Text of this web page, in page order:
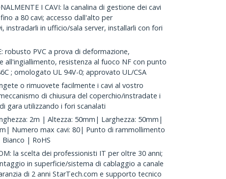
I CAVI: la canalina di gestione dei cavi
a 80 cavi; accesso dall'alto per
instradarli in ufficio/sala server, installarli con fori
robusto PVC a prova di deformazione,
all'ingiallimento, resistenza al fuoco NF con punto
; omologato UL 94V-0; approvato UL/CSA
o rimuovete facilmente i cavi al vostro
di chiusura del coperchio/instradate i
gara utilizzando i fori scanalati
2m | Altezza: 50mm| Larghezza: 50mm|
Numero max cavi: 80| Punto di rammollimento
| RoHS
la scelta dei professionisti IT per oltre 30 anni;
in superficie/sistema di cablaggio a canale
di 2 anni StarTech.com e supporto tecnico